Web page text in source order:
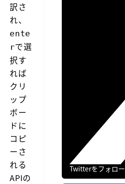
訳さ
れ、
ente
rで選
択す
れば
クリ
ップ
ボー
ドに
コピ
ーさ
れる
APIの
Twitterをフォロー